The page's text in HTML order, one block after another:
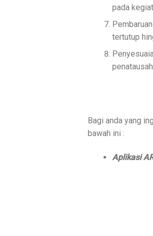
pada
tertutup
Bagi anda yang
bawah ini :
Aplikasi